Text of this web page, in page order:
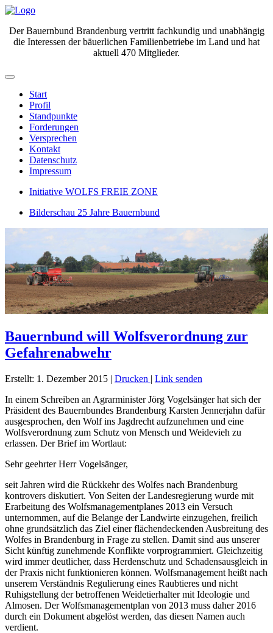
Der Bauernbund Brandenburg vertritt fachkundig und unabhängig
die Interessen der bäuerlichen Familienbetriebe im Land und hat
aktuell 470 Mitglieder.
Start
Profil
Standpunkte
Forderungen
Versprechen
Kontakt
Datenschutz
Impressum
Initiative WOLFS FREIE ZONE
Bilderschau 25 Jahre Bauernbund
Bauernbund will Wolfsverordnung zur
Gefahrenabwehr
Erstellt: 1. Dezember 2015 | Drucken | Link senden
In einem Schreiben an Agrarminister Jörg Vogelsänger hat sich der
Präsident des Bauernbundes Brandenburg Karsten Jennerjahn dafür
ausgesprochen, den Wolf ins Jagdrecht aufzunehmen und eine
Wolfsverordnung zum Schutz von Mensch und Weidevieh zu
erlassen. Der Brief im Wortlaut:
Sehr geehrter Herr Vogelsänger,
seit Jahren wird die Rückkehr des Wolfes nach Brandenburg
kontrovers diskutiert. Von Seiten der Landesregierung wurde mit
Erarbeitung des Wolfsmanagementplanes 2013 ein Versuch
unternommen, auf die Belange der Landwirte einzugehen, freilich
ohne grundsätzlich das Ziel einer flächendeckenden Ausbreitung des
Wolfes in Brandenburg in Frage zu stellen. Damit sind aus unserer
Sicht künftig zunehmende Konflikte vorprogrammiert. Gleichzeitig
wird immer deutlicher, dass Herdenschutz und Schadensausgleich in
der Praxis nicht funktionieren können. Wolfsmanagement heißt nach
unserem Verständnis Regulierung eines Raubtieres und nicht
Ruhigstellung der betroffenen Weidetierhalter mit Ideologie und
Almosen. Der Wolfsmanagementplan von 2013 muss daher 2016
durch ein Dokument abgelöst werden, das diesen Namen auch
verdient.